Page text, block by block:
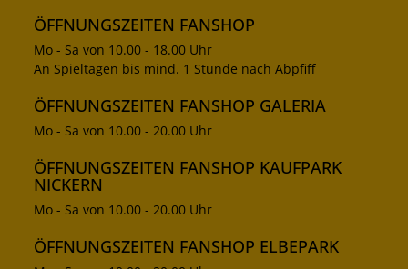
ÖFFNUNGSZEITEN FANSHOP
Mo - Sa von 10.00 - 18.00 Uhr
An Spieltagen bis mind. 1 Stunde nach Abpfiff
ÖFFNUNGSZEITEN FANSHOP GALERIA
Mo - Sa von 10.00 - 20.00 Uhr
ÖFFNUNGSZEITEN FANSHOP KAUFPARK
NICKERN
Mo - Sa von 10.00 - 20.00 Uhr
ÖFFNUNGSZEITEN FANSHOP ELBEPARK